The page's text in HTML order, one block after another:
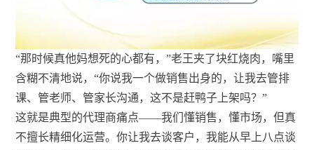
“那时候真他妈想死的心都有，”老王夹了块红烧肉，嘴里
含糊不清地说，“你说我一个做销售出身的，让我去管排
课、管老师、管家长沟通，这不是赶鸭子上架吗？”
这就是典型的代理商痛点——我们懂销售，懂市场，但真
不擅长精细化运营。你让我去谈客户，我能从早上八点谈